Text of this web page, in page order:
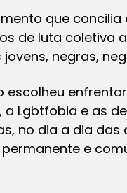
que
de luta coletiva
negras,
Lgbtfobia e as
no dia a dia
e